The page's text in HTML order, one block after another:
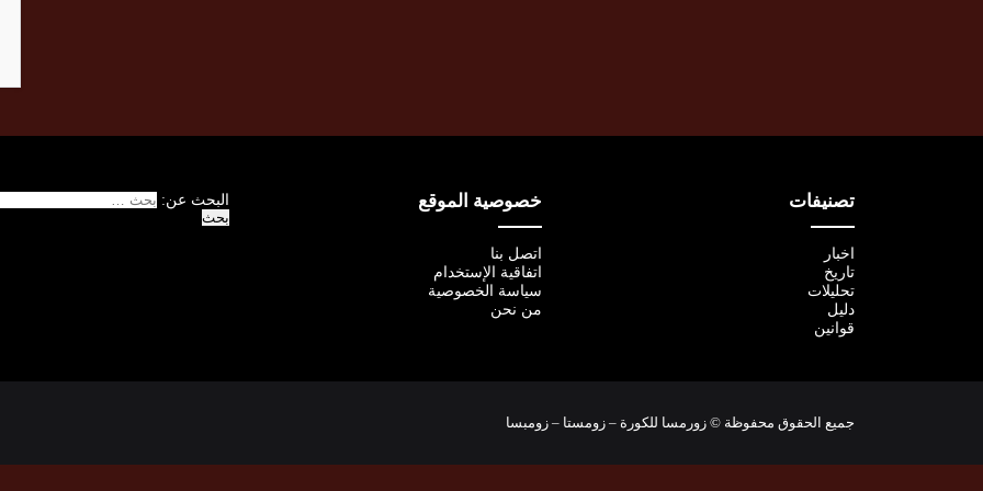
تصنيفات
اخبار
تاريخ
تحليلات
دليل
قوانين
خصوصية الموقع
اتصل بنا
اتفاقية الإستخدام
سياسة الخصوصية
من نحن
البحث عن:
جميع الحقوق محفوظة © زورمسا للكورة – زومستا – زومبسا